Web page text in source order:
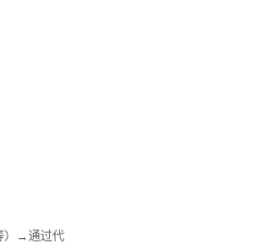
）→通过代